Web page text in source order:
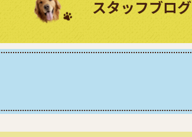
スタッフブログ